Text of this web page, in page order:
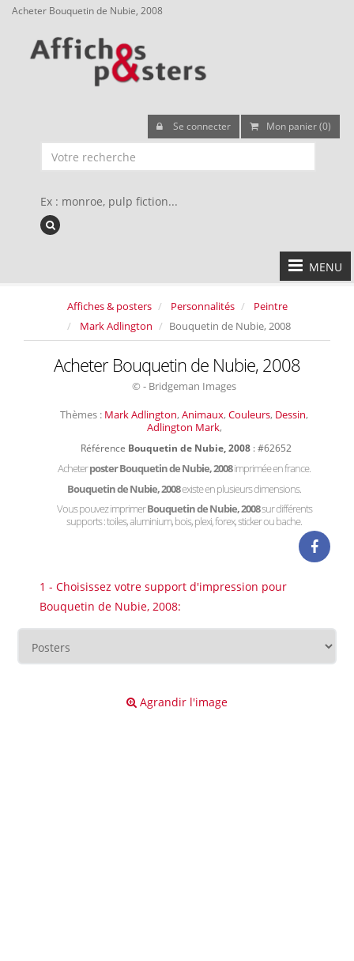
Acheter Bouquetin de Nubie, 2008
Se connecter Mon panier (0)
Ex : monroe, pulp fiction...
MENU
Affiches & posters Personnalités
Peintre
Mark Adlington
Bouquetin de Nubie, 2008
Acheter Bouquetin de Nubie, 2008
© - Bridgeman Images
Thèmes : Mark Adlington, Animaux, Couleurs, Dessin,
Adlington Mark,
Référence Bouquetin de Nubie, 2008 : #62652
Acheterposter Bouquetin de Nubie, 2008imprimée en france.
Bouquetin de Nubie, 2008existe en plusieurs dimensions.
Vous pouvez imprimerBouquetin de Nubie, 2008sur différents
supports : toiles, aluminium, bois, plexi, forex, sticker ou bache.
1 - Choisissez votre support d'impression pour
Bouquetin de Nubie, 2008:
Agrandir l'image